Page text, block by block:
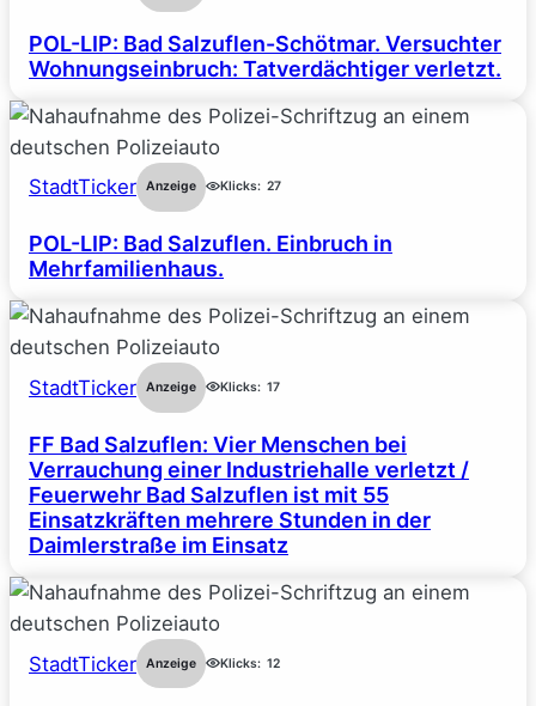
POL-LIP: Bad Salzuflen-Schötmar. Versuchter
Wohnungseinbruch: Tatverdächtiger verletzt.
StadtTicker Anzeige Klicks: 27
POL-LIP: Bad Salzuflen. Einbruch in
Mehrfamilienhaus.
StadtTicker Anzeige Klicks: 17
FF Bad Salzuflen: Vier Menschen bei
Verrauchung einer Industriehalle verletzt /
Feuerwehr Bad Salzuflen ist mit 55
Einsatzkräften mehrere Stunden in der
Daimlerstraße im Einsatz
StadtTicker Anzeige Klicks: 12